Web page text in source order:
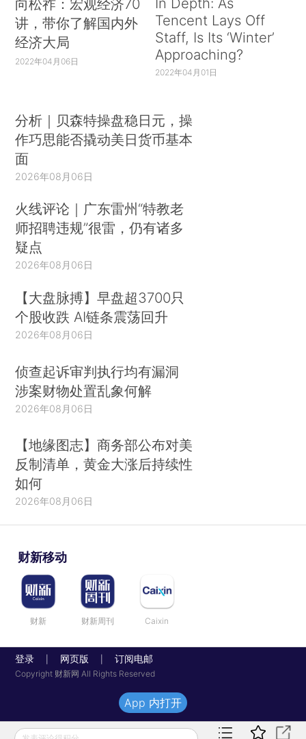
向松祚：宏观经济70
讲，带你了解国内外
经济大局
2022年04月06日
Tencent Lays Off
Staff, Is Its ‘Winter’
Approaching?
2022年04月01日
分析｜贝森特操盘稳日元，操
作巧思能否撬动美日货币基本
面
2026年08月06日
火线评论｜广东雷州“特教老
师招聘违规”很雷，仍有诸多
疑点
2026年08月06日
【大盘脉搏】早盘超3700只
个股收跌 AI链条震荡回升
2026年08月06日
侦查起诉审判执行均有漏洞
涉案财物处置乱象何解
2026年08月06日
【地缘图志】商务部公布对美
反制清单，黄金大涨后持续性
如何
2026年08月06日
财新移动
财新 财新周刊 Caixin
登录 网页版 订阅电邮
Copyright 财新网 All Rights Reserved
App 内打开